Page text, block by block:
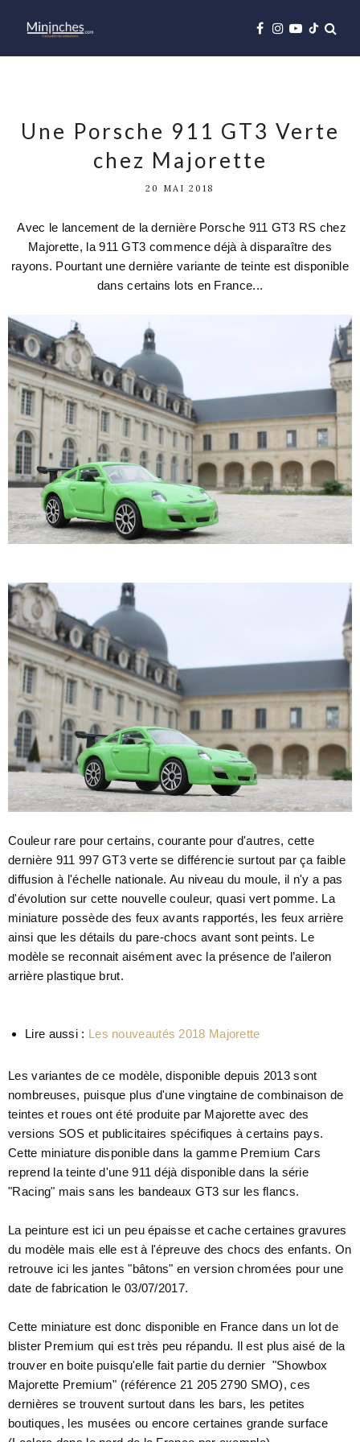
Une Porsche 911 GT3 Verte
chez Majorette
20 MAI 2018
Avec le lancement de la dernière Porsche 911 GT3 RS chez
Majorette, la 911 GT3 commence déjà à disparaître des
rayons. Pourtant une dernière variante de teinte est disponible
dans certains lots en France...
Couleur rare pour certains, courante pour d'autres, cette
dernière 911 997 GT3 verte se différencie surtout par ça faible
diffusion à l'échelle nationale. Au niveau du moule, il n'y a pas
d'évolution sur cette nouvelle couleur, quasi vert pomme. La
miniature possède des feux avants rapportés, les feux arrière
ainsi que les détails du pare-chocs avant sont peints. Le
modèle se reconnait aisément avec la présence de l’aileron
arrière plastique brut.
Lire aussi : Les nouveautés 2018 Majorette
Les variantes de ce modèle, disponible depuis 2013 sont
nombreuses, puisque plus d'une vingtaine de combinaison de
teintes et roues ont été produite par Majorette avec des
versions SOS et publicitaires spécifiques à certains pays.
Cette miniature disponible dans la gamme Premium Cars
reprend la teinte d'une 911 déjà disponible dans la série
"Racing" mais sans les bandeaux GT3 sur les flancs.
La peinture est ici un peu épaisse et cache certaines gravures
du modèle mais elle est à l'épreuve des chocs des enfants. On
retrouve ici les jantes "bâtons" en version chromées pour une
date de fabrication le 03/07/2017.
Cette miniature est donc disponible en France dans un lot de
blister Premium qui est très peu répandu. Il est plus aisé de la
trouver en boite puisqu'elle fait partie du dernier "Showbox
Majorette Premium" (référence 21 205 2790 SMO), ces
dernières se trouvent surtout dans les bars, les petites
boutiques, les musées ou encore certaines grande surface